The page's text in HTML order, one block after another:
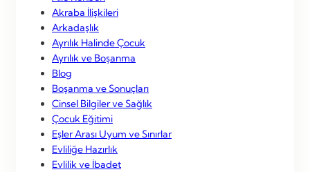
Akraba İlişkileri
Arkadaşlık
Ayrılık Halinde Çocuk
Ayrılık ve Boşanma
Blog
Boşanma ve Sonuçları
Cinsel Bilgiler ve Sağlık
Çocuk Eğitimi
Eşler Arası Uyum ve Sınırlar
Evliliğe Hazırlık
Evlilik ve İbadet